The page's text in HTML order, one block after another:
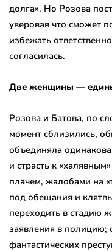
долга». Но Розова
уверовав что сможет
избежать
согласилась.
Две женщины —
Розова и Батова, по
момент сблизились,
объединяла
и страсть к
плачем, жалобами на
под обещания и
переходить в стадию
заявления в полицию;
фантастических